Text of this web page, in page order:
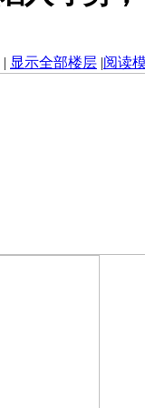
| 显示全部楼层 |阅读